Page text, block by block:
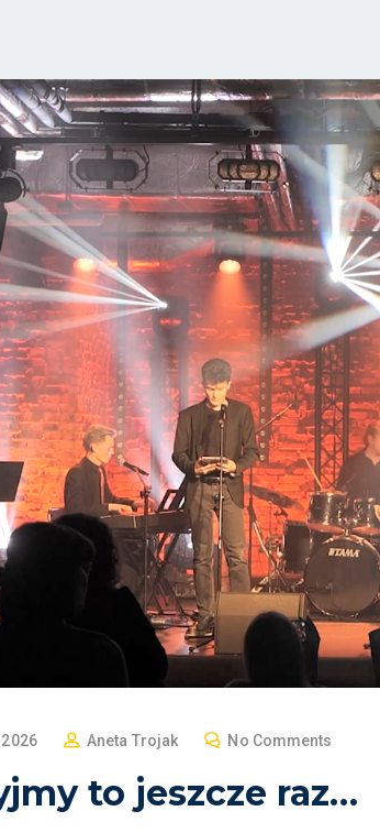
Aneta Trojak No Comments
to jeszcze raz…